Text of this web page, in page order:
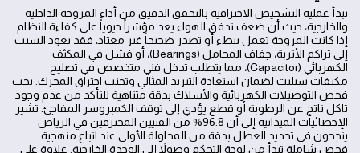
تبدأ عملية التشخيص الاحترافية بالتحقق الدقيق من أداء المروحة الداخلية
والخارجية، حيث أن ضعف تدفق الهواء يعد مؤشراً حيوياً على كفاءة النظام.
إذا كانت المروحة تعمل ببطء أو تصدر ضجيجاً غير معتاد، فقد يعود السبب
إلى تراكم الأتربة، جفاف المحامل (Bearings)، أو فشل في المكثف
الكهربائي (Capacitor)، مما يتطلب تدخل فني متخصص في تصليح
مكيفات سبليت لضمان استعادة التبريد المثالي وتجنب احتراق المحرك. يجب
فحص التوصيلات الكهربائية والأسلاك بدقة متناهية للتأكد من عدم وجود
تآكل ناتج عن الرطوبة أو قطع يؤدي إلى توقف الكمبروسر المفاجئ. تشير
الإحصائيات الميدانية إلى أن 96.8% من الفنيين المحترفين في الرياض
ينجحون في تحديد العطل بدقة من المحاولة الأولى عند اتباع منهجية
فحص شاملة تبدأ من لوحة التحكم وصولاً إلى الوحدة الخارجية. علاوة على